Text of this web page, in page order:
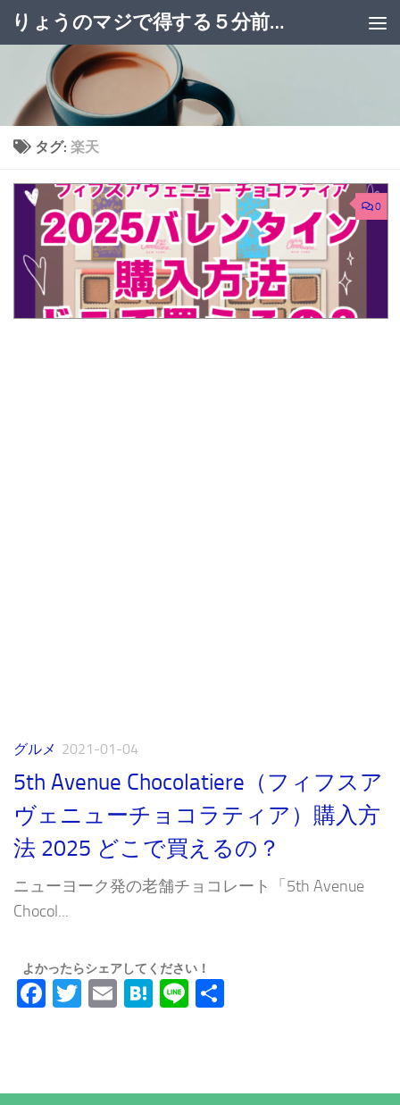
コンテンツへスキップ りょうのマジで得する５分前ブログ
タグ: 楽天
0
グルメ 2021-01-04
5th Avenue Chocolatiere（フィフスア
ヴェニューチョコラティア）購入方
法 2025 どこで買えるの？
ニューヨーク発の老舗チョコレート「5th Avenue
Chocol...
よかったらシェアしてください！
Facebook
Twitter
EmailHatena
Line